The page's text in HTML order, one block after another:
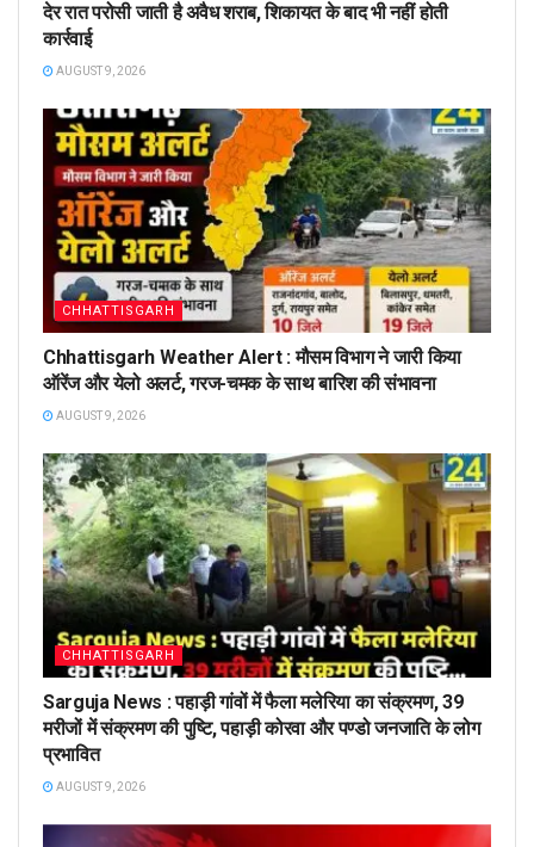
देर रात परोसी जाती है अवैध शराब, शिकायत के बाद भी नहीं होती
कार्रवाई
AUGUST 9, 2026
CHHATTISGARH
Chhattisgarh Weather Alert : मौसम विभाग ने जारी किया
ऑरेंज और येलो अलर्ट, गरज-चमक के साथ बारिश की संभावना
AUGUST 9, 2026
CHHATTISGARH
Sarguja News : पहाड़ी गांवों में फैला मलेरिया का संक्रमण, 39
मरीजों में संक्रमण की पुष्टि, पहाड़ी कोरवा और पण्डो जनजाति के लोग
प्रभावित
AUGUST 9, 2026